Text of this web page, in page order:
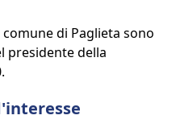
di Paglieta sono
presidente della